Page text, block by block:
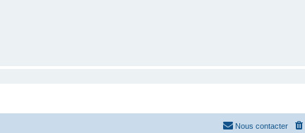
Nous contacter